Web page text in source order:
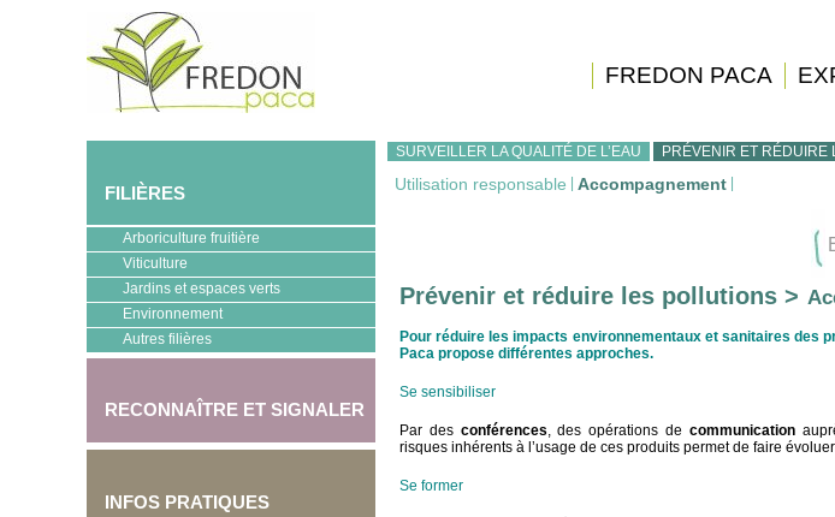
FREDON PACA
FILIÈRES
Arboriculture fruitière
Viticulture
Jardins et espaces verts
Environnement
Autres filières
RECONNAÎTRE ET SIGNALER
INFOS PRATIQUES
SURVEILLER LA QUALITÉ DE L’EAU PRÉVENIR ET RÉDUIRE
Utilisation responsable Accompagnement
Prévenir et réduire les pollutions >
Pour réduire les impacts environnementaux et sanitaires des
Paca propose différentes approches.
Se sensibiliser
Par des conférences, des opérations de communication
risques inhérents à l’usage de ces produits permet de faire
Se former